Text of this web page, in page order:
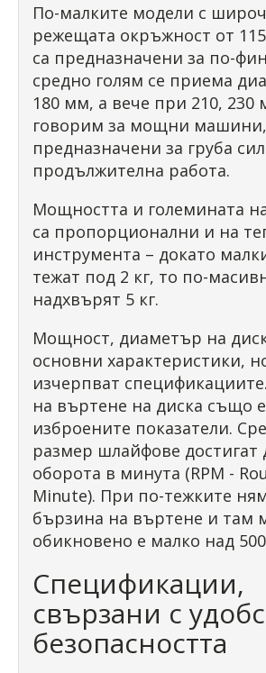
По-малките модели с
режещата окръжност от
са предназначени за по-
средно голям се приема
180 мм, а вече при 210, 230
говорим за мощни машини,
предназначени за груба
продължителна работа.
Мощността и големината
са пропорционални и на
инструмента – докато
тежат под 2 кг, то по-
надхвърят 5 кг.
Мощност, диаметър на
основни характеристики,
изчерпват
на въртене на диска също
изброените показатели.
размер шлайфове достигат
оборота в минута (RPM -
Minute). При по-тежките
бързина на въртене и там
обикновено е малко над
Спецификации,
свързани с
безопасността